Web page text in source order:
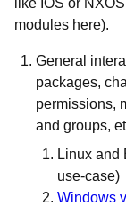
like IOS or
modules here).
General
packages,
permissions,
and groups,
Linux and
use-case)
Windows